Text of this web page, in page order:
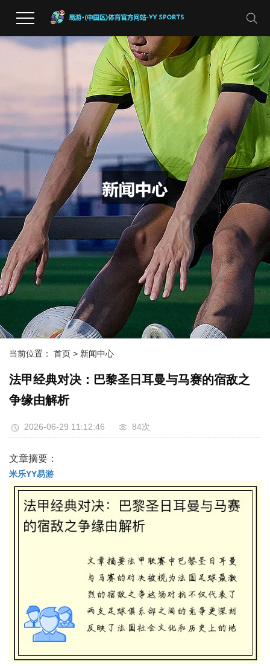
当前位置： 首页 > 新闻中心
法甲经典对决：巴黎圣日耳曼与马赛的宿敌之
争缘由解析
2026-06-29 11:12:46 84次
文章摘要：
米乐YY易游